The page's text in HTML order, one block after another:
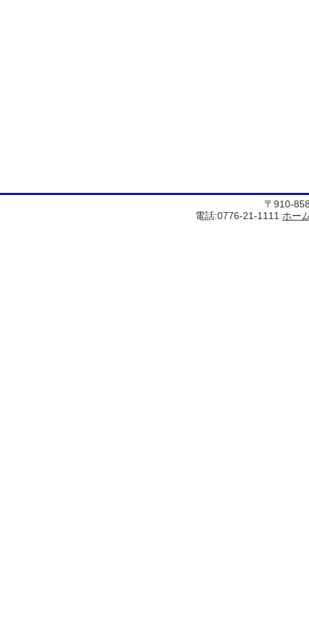
〒910-
電話:0776-21-1111 ホー